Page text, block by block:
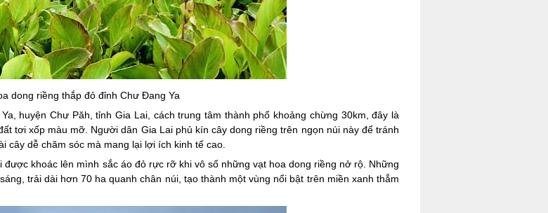
dong riềng thắp đỏ đỉnh Chư Đang Ya
huyện Chư Păh, tỉnh Gia Lai, cách trung tâm thành phố khoảng chừng 30km, đây là
tơi xốp màu mỡ. Người dân Gia Lai phủ kín cây dong riềng trên ngọn núi này để tránh
cây dễ chăm sóc mà mang lại lợi ích kinh tế cao.
khoác lên mình sắc áo đỏ rực rỡ khi vô số những vạt hoa dong riềng nở rộ. Những
trải dài hơn 70 ha quanh chân núi, tạo thành một vùng nổi bật trên miền xanh thẳm